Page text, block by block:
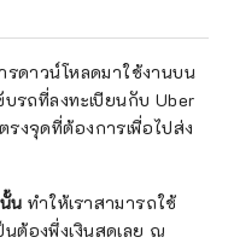
ดาวน์โหลดมาใช้งานบน
รถที่ลงทะเบียนกับ Uber
งจุดที่ต้องการเพื่อไปส่ง
น ทำให้เราสามารถใช้
ต้องพึ่งเงินสดเลย ณ